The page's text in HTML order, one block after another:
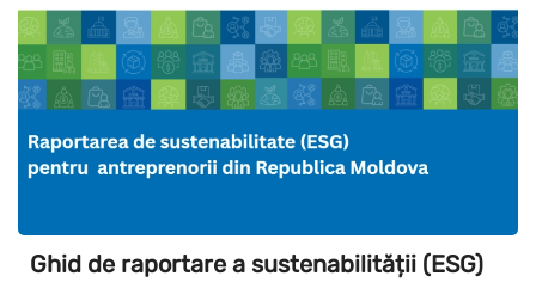
Ghid de raportare a sustenabilității (ESG)